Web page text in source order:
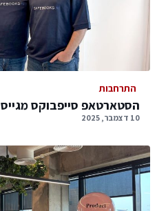
התרחבות
הסטארטאפ סייפבוקס מגייס 15 מיליון דולר
10 דצמבר, 2025